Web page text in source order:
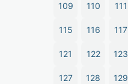
109 110 111
115 116 117
121 122 123
127 128 129